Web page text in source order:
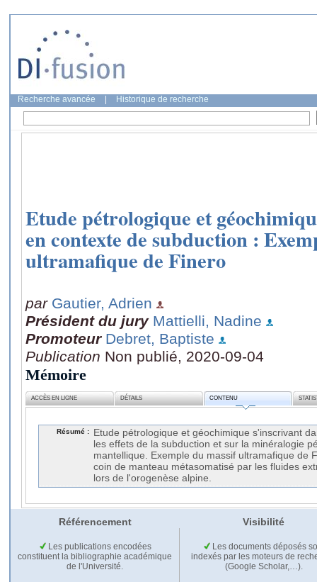
Recherche avancée Historique de recherche
Etude pétrologique et
en contexte de subduction :
ultramafique de Finero
par Gautier, Adrien
Président du jury Mattielli, Nadine
Promoteur Debret, Baptiste
Publication Non publié, 2020-09-04
Mémoire
ACCÈS EN LIGNE DÉTAILS CONTENU
Résumé :
Etude pétrologique et géochimique s'inscrivant
les effets de la subduction et sur la minéralogie
mantellique. Exemple du massif ultramafique de
coin de manteau métasomatisé par les fluides
lors de l'orogenèse alpine.
Référencement Visibilité
Les publications encodées
constituent la bibliographie académique
de l'Université.
Les documents déposés
indexés par les moteurs de
(Google Scholar,…).